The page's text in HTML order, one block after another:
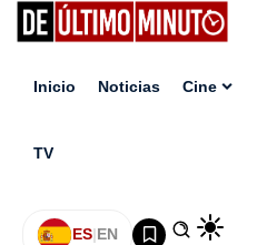
Inicio Noticias Cine
TV
ES|EN